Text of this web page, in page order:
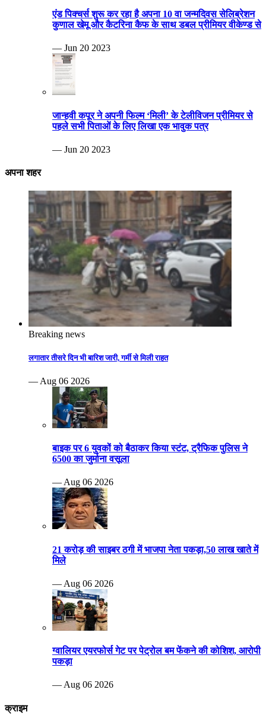
एंड पिक्चर्स शुरू कर रहा है अपना 10 वा जन्मदिवस सेलिब्रेशन
कुणाल खेमू और कैटरिना कैफ के साथ डबल प्रीमियर वीकेण्ड से
— Jun 20 2023
जान्हवी कपूर ने अपनी फिल्म ‘मिली’ के टेलीविजन प्रीमियर से
पहले सभी पिताओं के लिए लिखा एक भावुक पत्र
— Jun 20 2023
अपना शहर
Breaking news
लगातार तीसरे दिन भी बारिश जारी, गर्मी से मिली राहत
— Aug 06 2026
बाइक पर 6 युवकों को बैठाकर किया स्टंट, ट्रैफिक पुलिस ने
6500 का जुर्माना वसूला
— Aug 06 2026
21 करोड़ की साइबर ठगी में भाजपा नेता पकड़ा,50 लाख खाते में
मिले
— Aug 06 2026
ग्वालियर एयरफोर्स गेट पर पेट्रोल बम फेंकने की कोशिश, आरोपी
पकड़ा
— Aug 06 2026
क्राइम